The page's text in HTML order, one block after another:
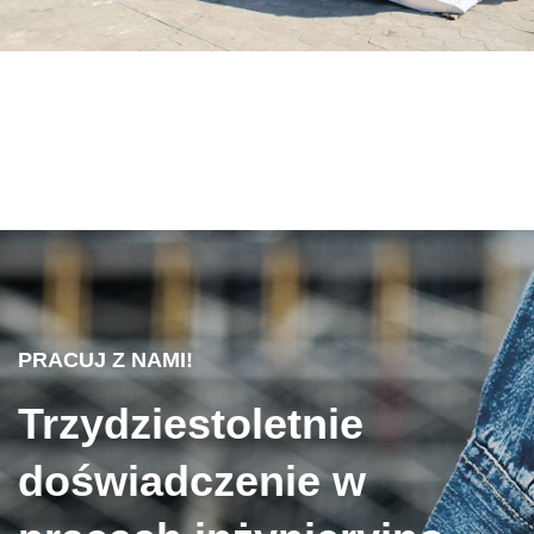
PRACUJ Z NAMI!
Trzydziestoletnie
doświadczenie w